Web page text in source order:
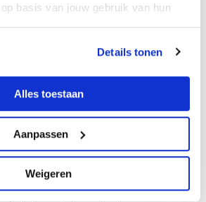
basis van jouw gebruik van hun
Details tonen
Alles toestaan
Aanpassen
Weigeren
in en om het water kunnen
zwembad Hoornse Vaart presenteren met